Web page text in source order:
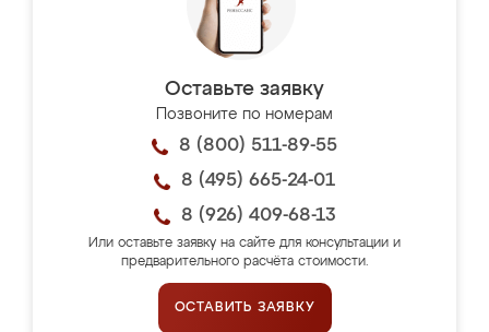
Оставьте заявку
Позвоните по номерам
8 (800) 511-89-55
8 (495) 665-24-01
8 (926) 409-68-13
Или оставьте заявку на сайте для консультации и
предварительного расчёта стоимости.
ОСТАВИТЬ ЗАЯВКУ